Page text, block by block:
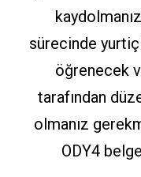
sürecinde
öğrenecek
tarafından
olmanız
ODY4